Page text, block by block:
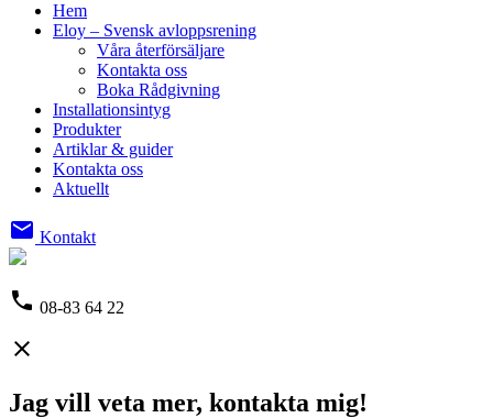
Hem
Eloy – Svensk avloppsrening
Våra återförsäljare
Kontakta oss
Boka Rådgivning
Installationsintyg
Produkter
Artiklar & guider
Kontakta oss
Aktuellt
email Kontakt
phone 08-83 64 22
close
Jag vill veta mer, kontakta mig!